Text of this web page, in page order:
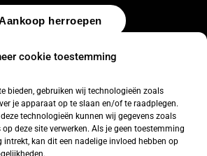
cookie toestemming
bieden, gebruiken wij technologieën zoals
je apparaat op te slaan en/of te raadplegen.
technologieën kunnen wij gegevens zoals
deze site verwerken. Als je geen toestemming
kan dit een nadelige invloed hebben op
herroepen
–Algemene voorwaarden